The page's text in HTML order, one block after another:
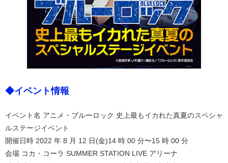
◆イベント情報
イベント名 アニメ・ブルーロック 史上最もイカれた真夏のスペシャ
ルステージイベント
開催日時 2022 年 8 月 12 日(金)14 時 00 分〜15 時 00 分
会場 コカ・コーラ SUMMER STATION LIVE アリーナ